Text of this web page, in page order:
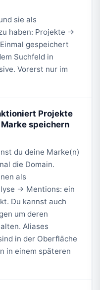
sie als
haben: Projekte →
gespeichert
Suchfeld in
Vorerst nur im
Projekte
speichern
du deine Marke(n)
die Domain.
als
→ Mentions: ein
Du kannst auch
um deren
Aliases
in der Oberfläche
in einem späteren